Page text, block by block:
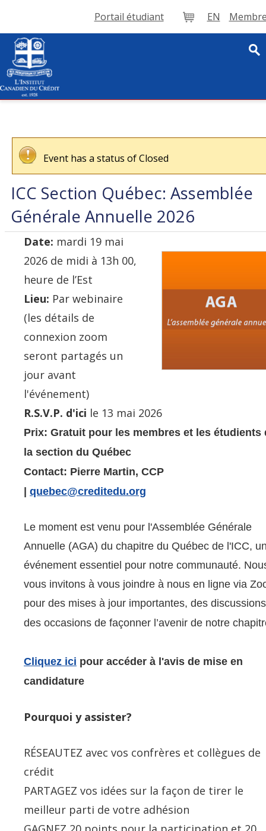
Portail étudiant Panier
EN
Event has a status of Closed
ICC Section Québec: Assemblée
Générale Annuelle 2026
Date: mardi 19 mai
2026 de midi à 13h 00,
heure de l’Est
Lieu: Par webinaire
(les détails de
connexion zoom
seront partagés un
jour avant
l'événement)
R.S.V.P. d'ici le 13 mai 2026
Prix: Gratuit pour les membres et les étudients
la section du Québec
Contact: Pierre Martin, CCP
quebec@creditedu.org
Le moment est venu pour l'Assemblée Générale
Annuelle (AGA) du chapitre du Québec de l'ICC,
événement essentiel pour notre communauté.
vous invitons à vous joindre à nous en ligne via
pour des mises à jour importantes, des
des occasions de façonner l’avenir de notre
Cliquez ici pour accéder à l'avis de mise en
candidature
Pourquoi y assister?
RÉSEAUTEZ avec vos confrères et collègues de
crédit
PARTAGEZ vos idées sur la façon de tirer le
meilleur parti de votre adhésion